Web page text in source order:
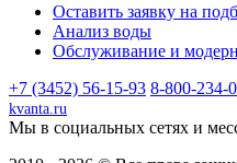
Оставить заявку на
Анализ воды
Обслуживание и
+7 (3452) 56-15-93 8-800-234-
kvanta.ru
Мы в социальных сетях и